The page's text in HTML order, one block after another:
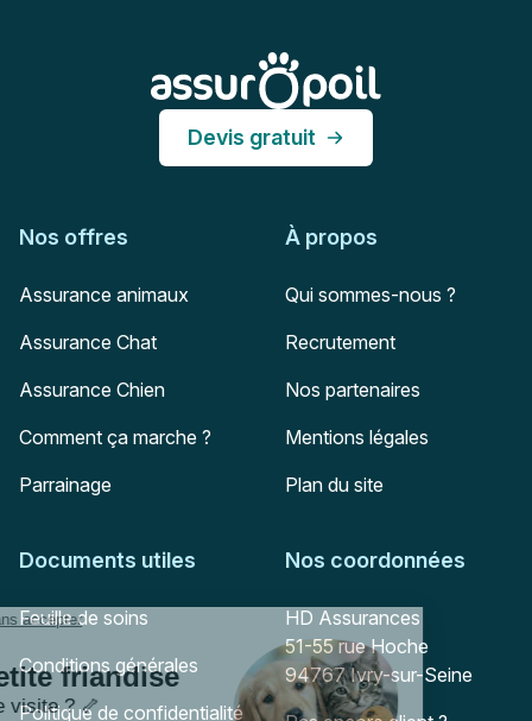
Devis gratuit
Nos offres
Assurance animaux
Assurance Chat
Assurance Chien
Comment ça marche ?
Parrainage
À propos
Qui sommes-nous ?
Recrutement
Nos partenaires
Mentions légales
Plan du site
Documents utiles
Feuille de soins
Conditions générales
Politique de confidentialité
Nos coordonnées
Adresse postale
HD Assurances
51-55 rue Hoche
94767 Ivry-sur-Seine